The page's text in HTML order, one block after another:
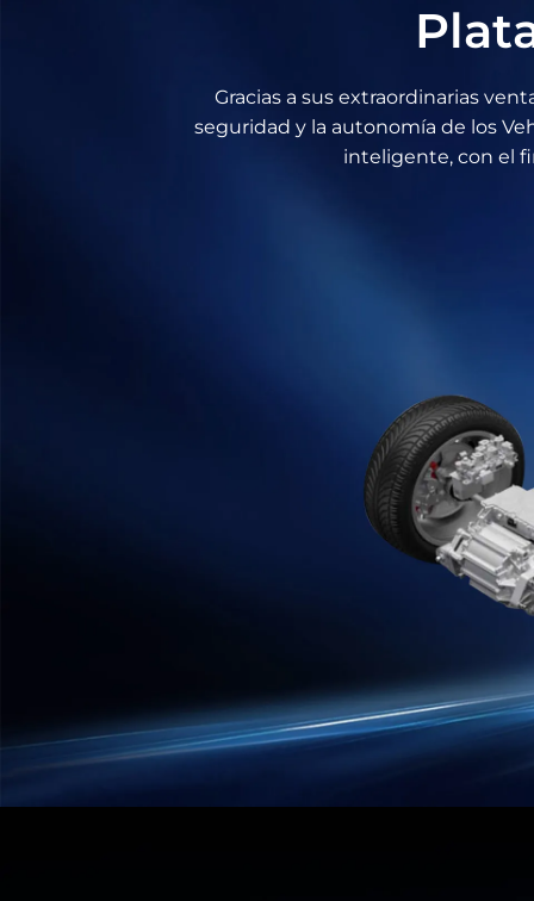
Gracias a sus extraordinarias
seguridad y la autonomía de los
inteligente, con el